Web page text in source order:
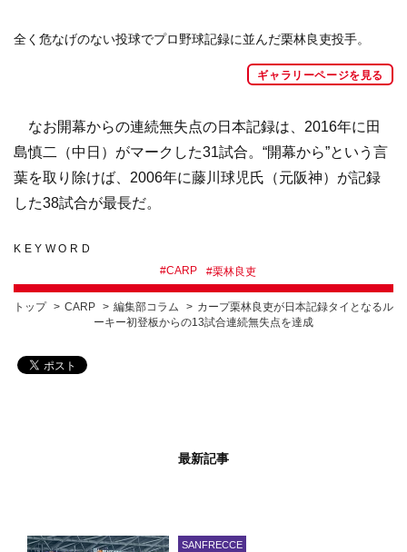
全く危なげのない投球でプロ野球記録に並んだ栗林良吏投手。
ギャラリーページを見る
なお開幕からの連続無失点の日本記録は、2016年に田
島慎二（中日）がマークした31試合。“開幕から”という言
葉を取り除けば、2006年に藤川球児氏（元阪神）が記録
した38試合が最長だ。
KEYWORD
#CARP #栗林良吏
トップ CARP 編集部コラム
カープ栗林良吏が日本記録タイとなるル
ーキー初登板からの13試合連続無失点を達成
最新記事
SANFRECCE